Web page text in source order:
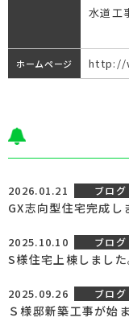
水道工
ホームページ http://
2026.01.21 ブログ
GX志向型住宅完成し
2025.10.10 ブログ
S様住宅上棟しました
2025.09.26 ブログ
Ｓ様邸新築工事が始